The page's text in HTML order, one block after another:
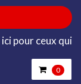
ceux qui sont
0